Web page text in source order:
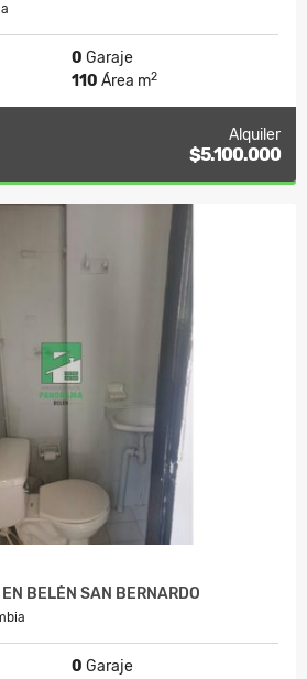
0 Garaje
110 Área m2
Alquiler
$5.100.000
BELÉN SAN BERNARDO
0 Garaje